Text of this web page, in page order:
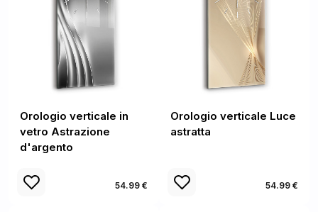
Orologio verticale in
vetro Astrazione
d'argento
54.99 €
Orologio verticale Luce
astratta
54.99 €